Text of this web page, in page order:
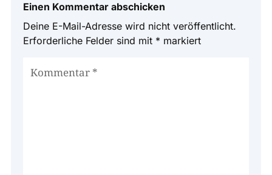
Einen Kommentar abschicken
Deine E-Mail-Adresse wird nicht veröffentlicht.
Erforderliche Felder sind mit * markiert